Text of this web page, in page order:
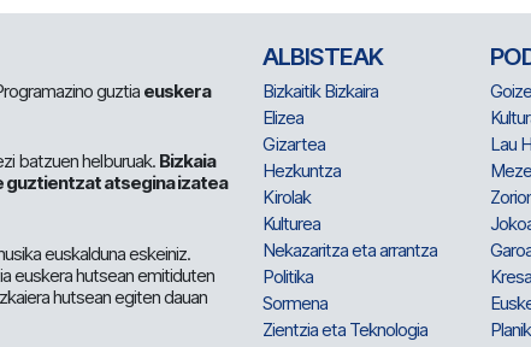
guztia euskera
batzuen helburuak. Bizkaia
guztientzat atsegina izatea
euskalduna eskeiniz.
euskera hutsean emitiduten
hutsean egiten dauan
ALBISTEAK
Bizkaitik Bizkaira
Elizea
Gizartea
Hezkuntza
Kirolak
Kulturea
Nekazaritza eta arrantza
Politika
Sormena
Zientzia eta Teknologia
Lau